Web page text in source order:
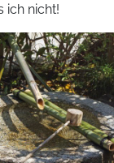
ich nicht!